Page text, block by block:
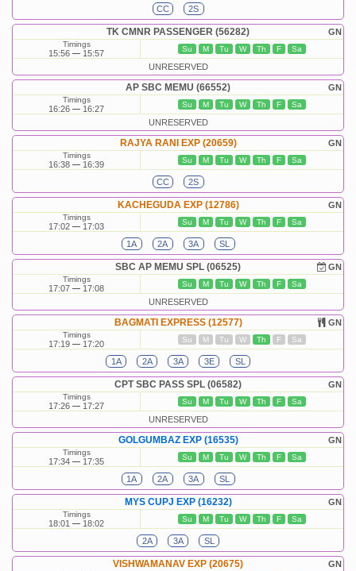
CC 2S
GN
TK CMNR PASSENGER (56282)
Timings
15:56 15:57 Su M Tu W Th F Sa
UNRESERVED
GN
AP SBC MEMU (66552)
Timings
16:26 16:27 Su M Tu W Th F Sa
UNRESERVED
GN
RAJYA RANI EXP (20659)
Timings
16:38 16:39 Su M Tu W Th F Sa
CC 2S
GN
KACHEGUDA EXP (12786)
Timings
17:02 17:03 Su M Tu W Th F Sa
1A 2A 3A SL
GN
SBC AP MEMU SPL (06525)
Timings
17:07 17:08 Su M Tu W Th F Sa
UNRESERVED
GN
BAGMATI EXPRESS (12577)
Timings
17:19 17:20 Su M Tu W Th F Sa
1A 2A 3A 3E SL
GN
CPT SBC PASS SPL (06582)
Timings
17:26 17:27 Su M Tu W Th F Sa
UNRESERVED
GN
GOLGUMBAZ EXP (16535)
Timings
17:34 17:35 Su M Tu W Th F Sa
1A 2A 3A SL
GN
MYS CUPJ EXP (16232)
Timings
18:01 18:02 Su M Tu W Th F Sa
2A 3A SL
GN
VISHWAMANAV EXP (20675)